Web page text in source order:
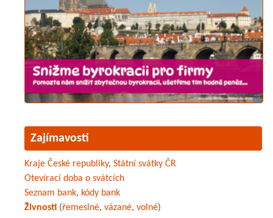
Zajímavosti
Kraje České republiky, Státní svátky ČR
Otevírací doba o svátcích
Seznam bank, kódy bank
Živnosti (řemeslné, vázané, volné)